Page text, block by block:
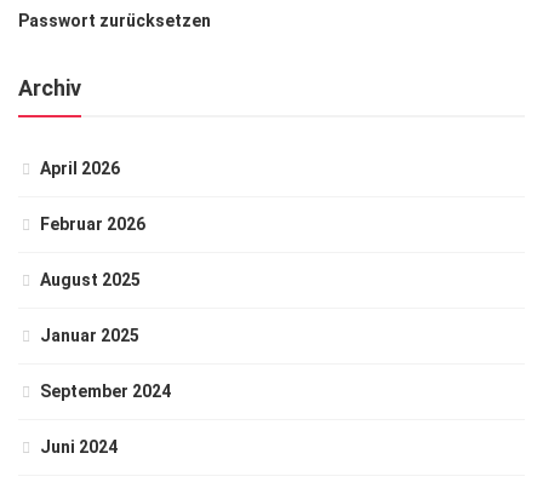
Passwort zurücksetzen
Archiv
April 2026
Februar 2026
August 2025
Januar 2025
September 2024
Juni 2024